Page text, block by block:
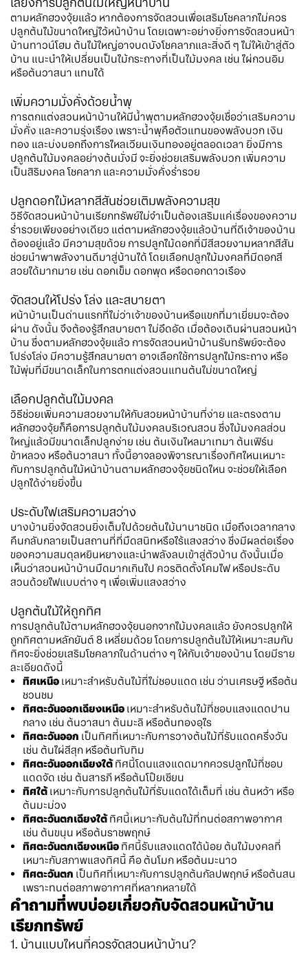
ตามหลักฮวงจุ้ยแล้ว หากต้องการจัดสวนเพื่อเสริมโชคลาภไม่ควร
ปลูกต้นไม้ขนาดใหญ่ไว้หน้าบ้าน โดยเฉพาะอย่างยิ่งการจัดสวนหน้า
บ้านทาวน์โฮม ต้นไม้ใหญ่อาจบดบังโชคลาภและสิ่งดี ๆ ไม่ให้เข้าสู่ตัว
บ้าน แนะนำให้เปลี่ยนเป็นไม้กระถางที่เป็นไม้มงคล เช่น ไผ่กวนอิม
หรือต้นวาสนา แทนได้
เพิ่มความมั่งคั่งด้วยน้ำพุ
การตกแต่งสวนหน้าบ้านให้มีน้ำพุตามหลักฮวงจุ้ยเชื่อว่าเสริมความ
มั่งคั่ง และความรุ่งเรือง เพราะน้ำพุคือตัวแทนของพลังบวก เงิน
ทอง และบ่งบอกถึงการไหลเวียนเงินทองอยู่ตลอดเวลา ยิ่งมีการ
ปลูกต้นไม้มงคลอย่างต้นมั่งมี จะยิ่งช่วยเสริมพลังบวก เพิ่มความ
เป็นสิริมงคล โชคลาภ และความมั่งคั่งร่ำรวย
ปลูกดอกไม้หลากสีสันช่วยเติมพลังความสุข
วิธีจัดสวนหน้าบ้านเรียกทรัพย์ไม่จำเป็นต้องเสริมแค่เรื่องของความ
ร่ำรวยเพียงอย่างเดียว แต่ตามหลักฮวงจุ้ยแล้วบ้านที่ดีเจ้าของบ้าน
ต้องอยู่แล้ว มีความสุขด้วย การปลูกไม้ดอกที่มีสีสวยงามหลากสีสัน
ช่วยนำพาพลังงานดีมาสู่บ้านได้ โดยเลือกปลูกไม้มงคลที่มีดอกสี
สวยได้มากมาย เช่น ดอกเข็ม ดอกพุด หรือดอกดาวเรือง
จัดสวนให้โปร่ง โล่ง และสบายตา
หน้าบ้านเป็นด่านแรกที่ไม่ว่าเจ้าของบ้านหรือแขกที่มาเยี่ยมจะต้อง
ผ่าน ดังนั้น จึงต้องรู้สึกสบายตา ไม่อึดอัด เมื่อต้องเดินผ่านสวนหน้า
บ้าน ซึ่งตามหลักฮวงจุ้ยแล้ว การจัดสวนหน้าบ้านรับทรัพย์จะต้อง
โปร่งโล่ง มีความรู้สึกสบายตา อาจเลือกใช้การปลูกไม้กระถาง หรือ
ไม้พุ่มที่มีขนาดเล็กในการตกแต่งสวนแทนต้นไม่ขนาดใหญ่
เลือกปลูกต้นไม้มงคล
วิธีช่วยเพิ่มความสวยงามให้กับสวยหน้าบ้านที่ง่าย และตรงตาม
หลักฮวงจุ้ยก็คือการปลูกต้นไม้มงคลบริเวณสวน ซึ่งไม้มงคลส่วน
ใหญ่แล้วมีขนาดเล็กปลูกง่าย เช่น ต้นเงินไหลมาเทมา ต้นเฟิร์น
ข้าหลวง หรือต้นวาสนา ทั้งนี้อาจลองพิจารณาเรื่องทิศไหนเหมาะ
กับการปลูกต้นไม้หน้าบ้านตามหลักฮวงจุ้ยชนิดไหน จะช่วยให้เลือก
ปลูกได้ง่ายยิ่งขึ้น
ประดับไฟเสริมความสว่าง
บางบ้านยิ่งจัดสวนยิ่งเต็มไปด้วยต้นไม้นานาชนิด เมื่อถึงเวลากลาง
คืนกลับกลายเป็นสถานที่ที่มืดสนิทหรือไร้แสงสว่าง ซึ่งมีผลต่อเรื่อง
ของความสมดุลหยินหยางและนำพลังลบเข้าสู่ตัวบ้าน ดังนั้นเมื่อ
เห็นว่าสวนหน้าบ้านมืดมากเกินไป ควรติดตั้งโคมไฟ หรือประดับ
สวนด้วยไฟแบบต่าง ๆ เพื่อเพิ่มแสงสว่าง
ปลูกต้นไม้ให้ถูกทิศ
การปลูกต้นไม้ตามหลักฮวงจุ้ยนอกจากไม้มงคลแล้ว ยังควรปลูกให้
ถูกทิศตามหลักยันต์ 8 เหลี่ยมด้วย โดยการปลูกต้นไม้ให้เหมาะสมกับ
ทิศจะยิ่งช่วยเสริมโชคลาภในด้านต่าง ๆ ให้กับเจ้าของบ้าน โดยมีราย
ละเอียดดังนี้
ทิศเหนือ เหมาะสำหรับต้นไม้ที่ไม่ชอบแดด เช่น ว่านเศรษฐี หรือต้น
ชวนชม
ทิศตะวันออกเฉียงเหนือ เหมาะสำหรับต้นไม้ที่ชอบแสงแดดปาน
กลาง เช่น ต้นวาสนา ต้นมะลิ หรือต้นทองอุไร
ทิศตะวันออก เป็นทิศที่เหมาะกับการวางต้นไม้ที่รับแดดครึ่งวัน
เช่น ต้นไผ่สีสุก หรือต้นทับทิม
ทิศตะวันออกเฉียงใต้ทิศนี้โดนแสงแดดมากควรปลูกไม้ที่ชอบ
แดดจัด เช่น ต้นสารภี หรือต้นโป๊ยเซียน
ทิศใต้เหมาะกับการปลูกต้นไม้ที่รับแดดได้เต็มที่ เช่น ต้นหว้า หรือ
ต้นมะม่วง
ทิศตะวันตกเฉียงใต้ทิศนี้เหมาะกับต้นไม้ที่ทนต่อสภาพอากาศ
เช่น ต้นขนุน หรือต้นราชพฤกษ์
ทิศตะวันตกเฉียงเหนือ ทิศนี้รับแสงแดดได้น้อย ต้นไม้มงคลที่
เหมาะกับสภาพแสงทิศนี้ คือ ต้นโมก หรือต้นมะนาว
ทิศตะวันตก เป็นทิศที่เหมาะกับการปลูกต้นกัลปพฤกษ์ หรือต้นสน
เพราะทนต่อสภาพอากาศที่หลากหลายได้
คำถามที่พบบ่อยเกี่ยวกับจัดสวนหน้าบ้าน
เรียกทรัพย์
1. บ้านแบบไหนที่ควรจัดสวนหน้าบ้าน?